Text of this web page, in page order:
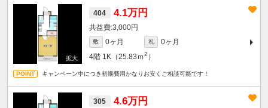
404 4.1万円
3,000円
敷 0ヶ月 礼
0ヶ月
4階 1K（25.83ｍ2 ）
キャンペーン中につき初期費用かなりお安くご相談可能です！
305 4.6万円